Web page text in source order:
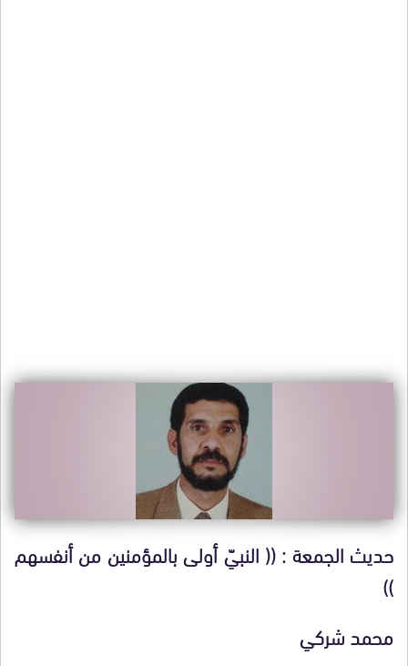
حديث الجمعة : (( النبيّ أولى بالمؤمنين من أنفسهم
))
محمد شركي